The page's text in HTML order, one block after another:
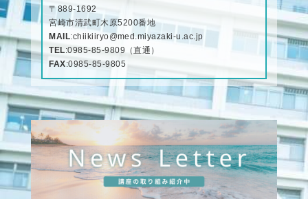
〒889-1692
宮崎市清武町木原5200番地
MAIL:chiikiiryo@med.miyazaki-u.ac.jp
TEL:0985-85-9809 （直通）
FAX:0985-85-9805